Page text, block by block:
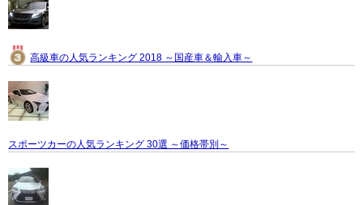
高級車の人気ランキング 2018 ～国産車＆輸入車～
スポーツカーの人気ランキング 30選 ～価格帯別～